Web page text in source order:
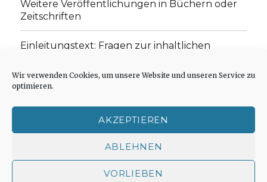
Wir verwenden Cookies, um unsere Website und unseren Service zu
optimieren.
AKZEPTIEREN
ABLEHNEN
VORLIEBEN
Weitere Veröffentlichungen in Büchern oder
Zeitschriften
Einleitungstext: Fragen zur inhaltlichen
„schwachen Glaubens“
Cookie-Richtlinie (EU)
Impressum